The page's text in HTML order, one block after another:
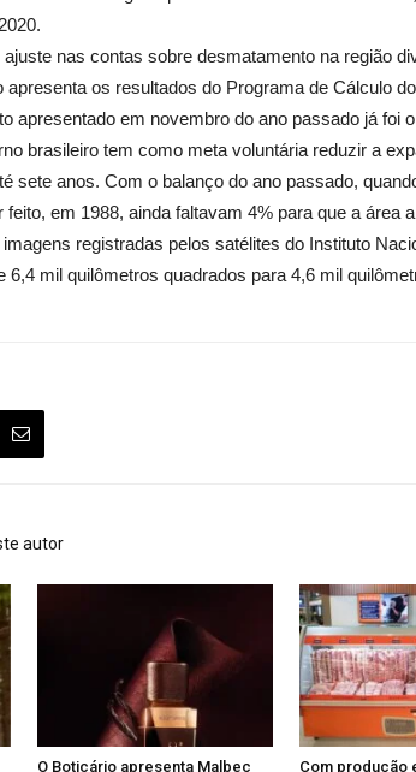
nas contas sobre desmatamento na região
apresenta os resultados do Programa de Cálculo
apresentado em novembro do ano passado já
brasileiro tem como meta voluntária reduzir a
sete anos. Com o balanço do ano passado,
em 1988, ainda faltavam 4% para que a área
registradas pelos satélites do Instituto
6,4 mil quilômetros quadrados para 4,6 mil
autor
O Boticário apresenta Malbec Com produção